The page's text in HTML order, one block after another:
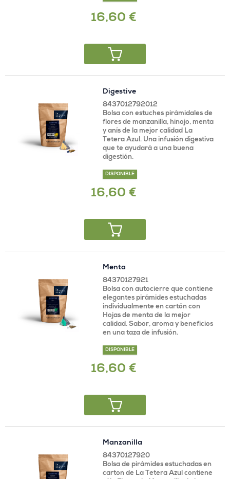
16,60 €
Digestive
8437012792012
Bolsa con estuches pirámidales de
flores de manzanilla, hinojo, menta
y anís de la mejor calidad La
Tetera Azul. Una infusión digestiva
que te ayudará a una buena
digestión.
DISPONIBLE
16,60 €
Menta
84370127921
Bolsa con autocierre que contiene
elegantes pirámides estuchadas
individualmente en cartón con
Hojas de menta de la mejor
calidad. Sabor, aroma y beneficios
en una taza de infusión.
DISPONIBLE
16,60 €
Manzanilla
84370127920
Bolsa de pirámides estuchadas en
carton de La Tetera Azul contiene